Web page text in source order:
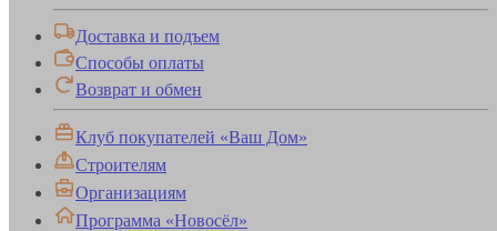
Доставка и подъем
Способы оплаты
Возврат и обмен
Клуб покупателей «Ваш Дом»
Строителям
Организациям
Программа «Новосёл»